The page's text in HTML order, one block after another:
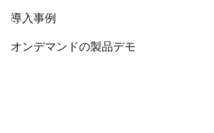
導入事例
オンデマンドの製品デモ